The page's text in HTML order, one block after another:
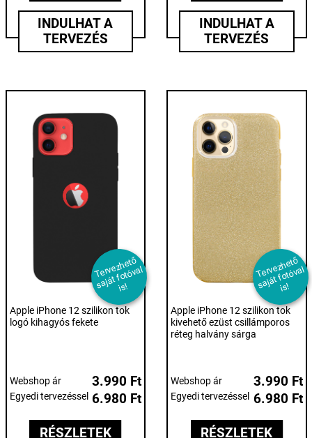
INDULHAT A
TERVEZÉS
INDULHAT A
TERVEZÉS
T
er
v
e
z
h
et
ő
s
aj
át f
ot
ó
v
al
i
s!
Apple iPhone 12 szilikon tok
logó kihagyós fekete
Webshop ár 3.990 Ft
Egyedi tervezéssel 6.980 Ft
RÉSZLETEK
T
er
v
e
z
h
et
ő
s
aj
át f
ot
ó
v
al
i
s!
Apple iPhone 12 szilikon tok
kivehető ezüst csillámporos
réteg halvány sárga
Webshop ár 3.990 Ft
Egyedi tervezéssel 6.980 Ft
RÉSZLETEK